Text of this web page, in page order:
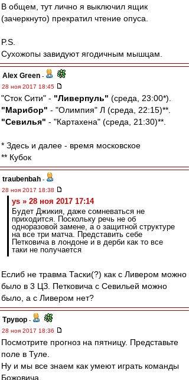
В общем, тут лично я выключил ящик
(зачеркнуто) прекратил чтение опуса.
P.S.
Сухожопы завидуют ягодичным мышцам.
Alex Green -
28 ноя 2017 18:45
"Сток Сити" - "Ливерпуль" (среда, 23:00*).
"Марибор" - "Олимпия" Л (среда, 22:15)**.
"Севилья" - "Картахена" (среда, 21:30)**.
* Здесь и далее - время московское
** Кубок
traubenbah -
28 ноя 2017 18:38
ys » 28 ноя 2017 17:14
Будет Джикия, даже сомневаться не
приходится. Поскольку речь не об
одноразовой замене, а о защитной структуре
на все три матча. Представить себе
Петковича в лондоне и в дерби как то все
таки не получается
Еслиб не травма Таски(?) как с Ливером можно
было в 3 ЦЗ. Петковича с Севильей можно
было, а с Ливером нет?
Трувор -
28 ноя 2017 18:36
Посмотрите прогноз на пятницу. Представьте
поле в Туле.
Ну и мы все знаем как умеют играть команды
Божовича.